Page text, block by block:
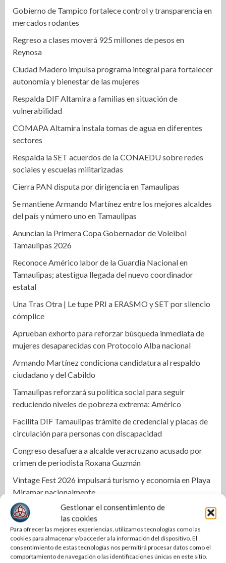
Gestionar el consentimiento de
las cookies
Para ofrecer las mejores experiencias, utilizamos tecnologías como las
cookies para almacenar y/o acceder a la información del dispositivo. El
consentimiento de estas tecnologías nos permitirá procesar datos como el
comportamiento de navegación o las identificaciones únicas en este sitio.
Gobierno de Tampico fortalece control y transparencia en
mercados rodantes
Regreso a clases moverá 925 millones de pesos en
Reynosa
Ciudad Madero impulsa programa integral para fortalecer
autonomía y bienestar de las mujeres
Respalda DIF Altamira a familias en situación de
vulnerabilidad
COMAPA Altamira instala tomas de agua en diferentes
sectores
Respalda la SET acuerdos de la CONAEDU sobre redes
sociales y escuelas militarizadas
Cierra PAN disputa por dirigencia en Tamaulipas
Se mantiene Armando Martínez entre los mejores alcaldes
del país y número uno en Tamaulipas
Anuncian la Primera Copa Gobernador de Voleibol
Tamaulipas 2026
Reconoce Américo labor de la Guardia Nacional en
Tamaulipas; atestigua llegada del nuevo coordinador
estatal
Una Tras Otra | Le tupe PRI a ERASMO y SET por silencio
cómplice
Aprueban exhorto para reforzar búsqueda inmediata de
mujeres desaparecidas con Protocolo Alba nacional
Armando Martínez condiciona candidatura al respaldo
ciudadano y del Cabildo
Tamaulipas reforzará su política social para seguir
reduciendo niveles de pobreza extrema: Américo
Facilita DIF Tamaulipas trámite de credencial y placas de
circulación para personas con discapacidad
Congreso desafuera a alcalde veracruzano acusado por
crimen de periodista Roxana Guzmán
Vintage Fest 2026 impulsará turismo y economía en Playa
Miramar nacionalmente
Intento por esquivar a un perro termina con dos
motociclistas lesionados en El Mante
Dialoga Lucero Deosdady con familias de la colonia
Carmen Romano